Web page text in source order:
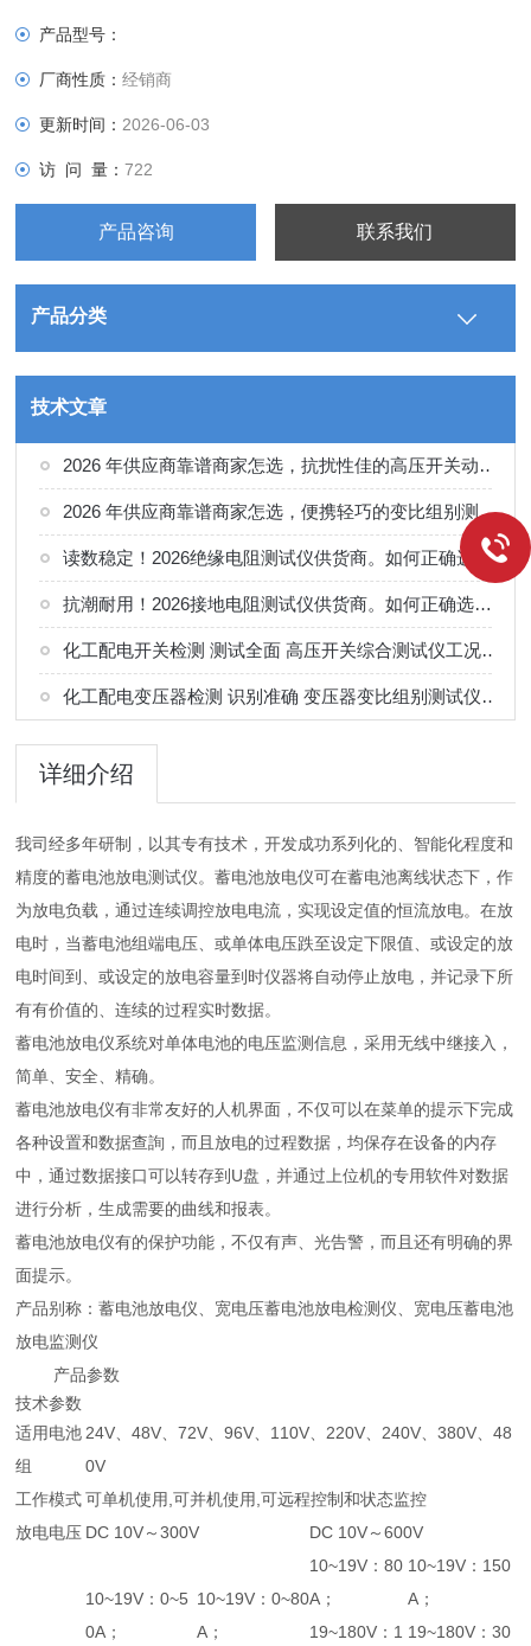
产品型号：
厂商性质：经销商
更新时间： 2026-06-03
访 问 量：722
产品咨询 联系我们
产品分类
技术文章
2026 年供应商靠谱商家怎选，抗扰性佳的高压开关动特性测试仪供应商甄别
2026 年供应商靠谱商家怎选，便携轻巧的变比组别测试仪选购指南
读数稳定！2026绝缘电阻测试仪供货商。如何正确选择适合的厂家
抗潮耐用！2026接地电阻测试仪供货商。如何正确选择适合的厂家
化工配电开关检测 测试全面 高压开关综合测试仪工况选型参考
化工配电变压器检测 识别准确 变压器变比组别测试仪工况选型参考
详细介绍
我司经多年研制，以其专有技术，开发成功系列化的、智能化程度和
精度的蓄电池放电测试仪。蓄电池放电仪可在蓄电池离线状态下，作
为放电负载，通过连续调控放电电流，实现设定值的恒流放电。在放
电时，当蓄电池组端电压、或单体电压跌至设定下限值、或设定的放
电时间到、或设定的放电容量到时仪器将自动停止放电，并记录下所
有有价值的、连续的过程实时数据。
蓄电池放电仪系统对单体电池的电压监测信息，采用无线中继接入，
简单、安全、精确。
蓄电池放电仪有非常友好的人机界面，不仅可以在菜单的提示下完成
各种设置和数据查詢，而且放电的过程数据，均保存在设备的内存
中，通过数据接口可以转存到U盘，并通过上位机的专用软件对数据
进行分析，生成需要的曲线和报表。
蓄电池放电仪有的保护功能，不仅有声、光告警，而且还有明确的界
面提示。
产品别称：蓄电池放电仪、宽电压蓄电池放电检测仪、宽电压蓄电池
放电监测仪
产品参数
技术参数
适用电池
组
24V、48V、72V、96V、110V、220V、240V、380V、48
0V
工作模式 可单机使用,可并机使用,可远程控制和状态监控
放电电压 DC 10V～300V DC 10V～600V
10~19V：0~5
0A；
10~19V：0~80
A；
10~19V：80
A；
19~180V：1
10~19V：150
A；
19~180V：30